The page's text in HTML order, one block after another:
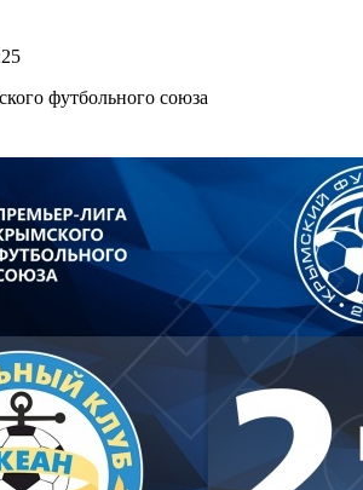
футбольного союза